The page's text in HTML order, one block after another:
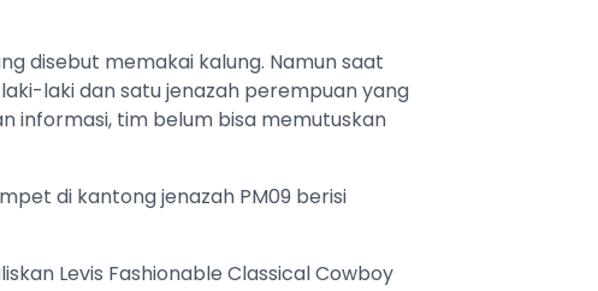
disebut memakai kalung. Namun saat
laki dan satu jenazah perempuan yang
informasi, tim belum bisa memutuskan
di kantong jenazah PM09 berisi
Levis Fashionable Classical Cowboy